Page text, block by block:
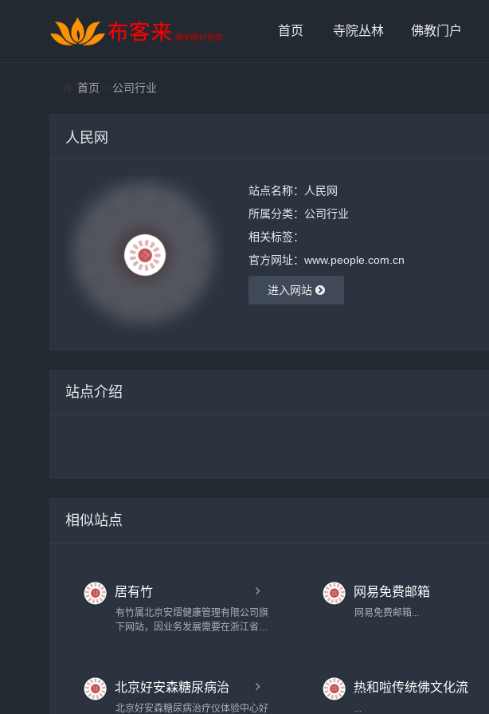
首页 寺院丛林 佛教门户
首页 公司行业
人民网
站点名称：人民网
所属分类： 公司行业
相关标签：
官方网址：www.people.com.cn
进入网站
站点介绍
相似站点
居有竹
有竹属北京安熠健康管理有限公司旗
下网站，因业务发展需要在浙江省湖
宁可食无肉，不可使居无竹。无肉令
网易免费邮箱
网易免费邮箱...
北京好安森糖尿病治
疗仪体验中心
北京好安森糖尿病治疗仪体验中心好
热和啦传统佛文化流
...